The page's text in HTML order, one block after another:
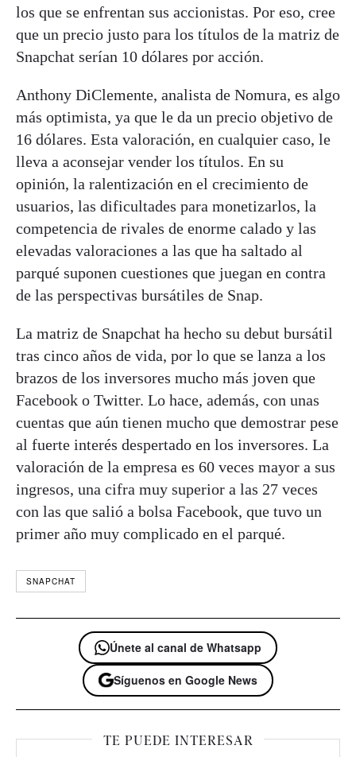
los que se enfrentan sus accionistas. Por eso, cree
que un precio justo para los títulos de la matriz de
Snapchat serían 10 dólares por acción.
Anthony DiClemente, analista de Nomura, es algo
más optimista, ya que le da un precio objetivo de
16 dólares. Esta valoración, en cualquier caso, le
lleva a aconsejar vender los títulos. En su
opinión, la ralentización en el crecimiento de
usuarios, las dificultades para monetizarlos, la
competencia de rivales de enorme calado y las
elevadas valoraciones a las que ha saltado al
parqué suponen cuestiones que juegan en contra
de las perspectivas bursátiles de Snap.
La matriz de Snapchat ha hecho su debut bursátil
tras cinco años de vida, por lo que se lanza a los
brazos de los inversores mucho más joven que
Facebook o Twitter. Lo hace, además, con unas
cuentas que aún tienen mucho que demostrar pese
al fuerte interés despertado en los inversores. La
valoración de la empresa es 60 veces mayor a sus
ingresos, una cifra muy superior a las 27 veces
con las que salió a bolsa Facebook, que tuvo un
primer año muy complicado en el parqué.
SNAPCHAT
Únete al canal de Whatsapp
Síguenos en Google News
TE PUEDE INTERESAR